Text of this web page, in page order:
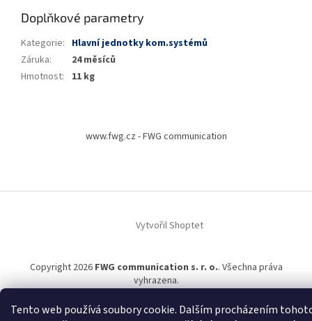
Tento web používá soubory cookie. Dalším procházením
Doplňkové parametry
Kategorie: Hlavní jednotky kom.systémů
Záruka:
24 měsíců
Hmotnost: 11 kg
í
www.fwg.cz - FWG communication
Vytvořil Shoptet
Copyright 2026 FWG communication s. r. o.. Všechna práva
vyhrazena.